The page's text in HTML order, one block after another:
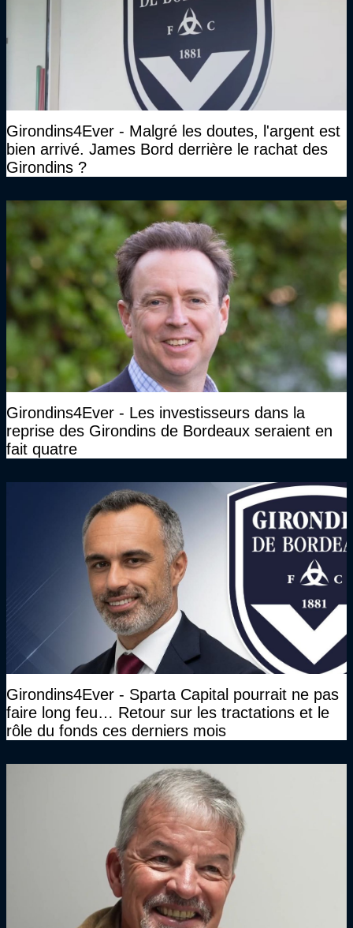
Girondins4Ever - Malgré les doutes, l'argent est
bien arrivé. James Bord derrière le rachat des
Girondins ?
Girondins4Ever - Les investisseurs dans la
reprise des Girondins de Bordeaux seraient en
fait quatre
Girondins4Ever - Sparta Capital pourrait ne pas
faire long feu… Retour sur les tractations et le
rôle du fonds ces derniers mois